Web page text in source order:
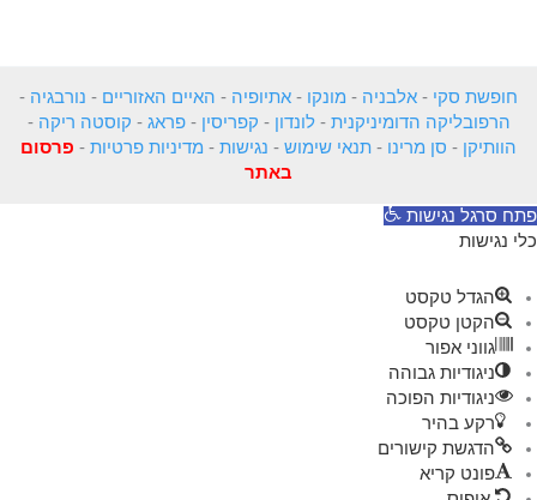
חופשת סקי - אלבניה - מונקו - אתיופיה - האיים האזוריים - נורבגיה -
הרפובליקה הדומיניקנית -לונדון - קפריסין -פראג - קוסטה ריקה -
הוותיקן - סן מרינו - תנאי שימוש - נגישות - מדיניות פרטיות - פרסום
באתר
פתח סרגל נגישות
כלי נגישות
הגדל טקסט
הקטן טקסט
גווני אפור
ניגודיות גבוהה
ניגודיות הפוכה
רקע בהיר
הדגשת קישורים
פונט קריא